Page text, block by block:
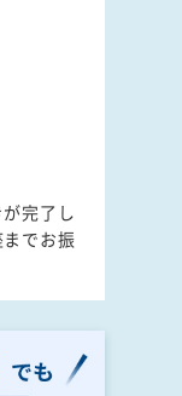
完了し
でお振